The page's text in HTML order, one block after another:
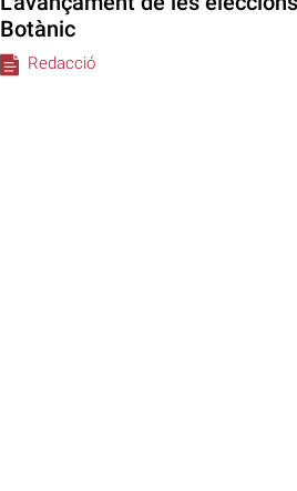
Botànic
Redacció